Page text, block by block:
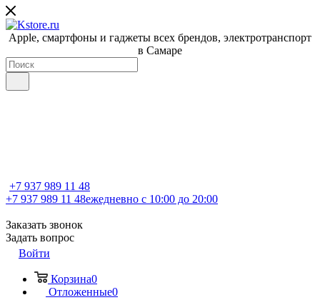
Apple, cмартфоны и гаджеты всех брендов, электротранспорт
в Самаре
+7 937 989 11 48
+7 937 989 11 48ежедневно с 10:00 до 20:00
Заказать звонок
Задать вопрос
Войти
Корзина0
Отложенные0